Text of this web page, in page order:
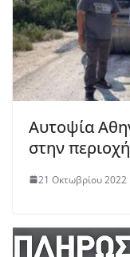
Αυτοψία
στην
21 Οκτωβρίου 2022